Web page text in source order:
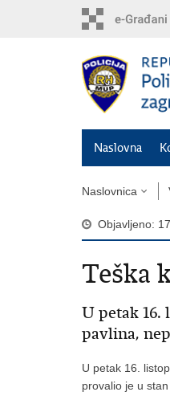
Naslovna
Naslovnica
Objavljeno:
Teška
U petak 16.
pavlina,
U petak 16.
provalio je u